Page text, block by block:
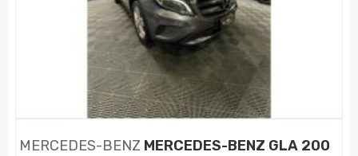
MERCEDES-BENZ MERCEDES-BENZ GLA 200